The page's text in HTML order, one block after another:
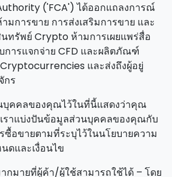
('FCA') ได้ออกแถลงการณ์
มการขาย การส่งเสริมการขาย และ
นทรัพย์ Crypto ห้ามการเผยแพร่สื่อ
การแจกจ่าย CFD และผลิตภัณฑ์
และส่งถึงผู้อยู่
กร
บุคคลของคุณไว้ในที่นี้แสดงว่าคุณ
ราแบ่งปันข้อมูลส่วนบุคคลของคุณกับ
อขายตามที่ระบุไว้ในนโยบายความ
ดและเงื่อนไข
กมายที่ผู้ค้า/ผู้ใช้สามารถใช้ได้ – โดย